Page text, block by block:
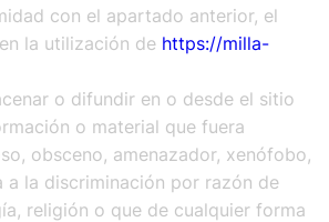
con el apartado anterior, el
la utilización de https://milla-
o difundir en o desde el sitio
o material que fuera
obsceno, amenazador, xenófobo,
a la discriminación por razón de
religión o que de cualquier forma